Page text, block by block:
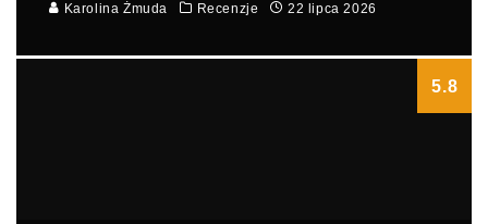
Karolina Żmuda Recenzje 22 lipca 2026
5.8